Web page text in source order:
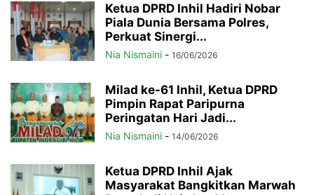
Ketua DPRD Inhil Hadiri Nobar
Piala Dunia Bersama Polres,
Perkuat Sinergi...
Nia Nismaini - 16/06/2026
Milad ke-61 Inhil, Ketua DPRD
Pimpin Rapat Paripurna
Peringatan Hari Jadi...
Nia Nismaini - 14/06/2026
Ketua DPRD Inhil Ajak
Masyarakat Bangkitkan Marwah